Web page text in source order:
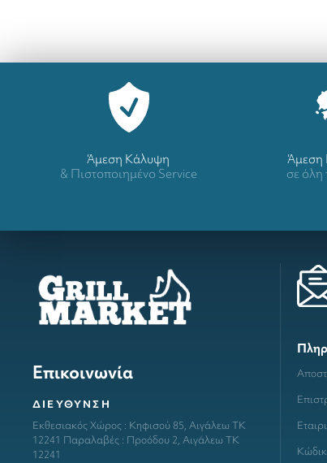
Άμεση Κάλυψη
& Πιστοποιημένο Service
σε όλη
Επικοινωνία
ΔΙΕΥΘΥΝΣΗ
Εκθεσιακός Χώρος : Κηφισού 85, Αιγάλεω ΤΚ
12241 Παραλαβές : Προόδου 2, Αιγάλεω ΤΚ
12241